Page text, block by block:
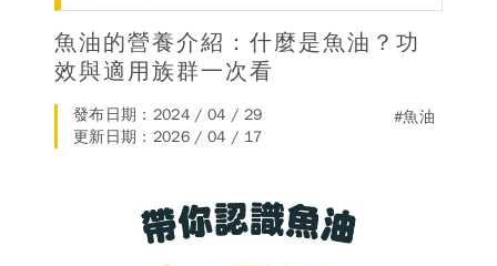
魚油的營養介紹：什麼是魚油？功
效與適用族群一次看
#魚油
發布日期：2024 / 04 / 29
更新日期：2026 / 04 / 17
嚴選好物
優質品牌
德風消息
客服資訊